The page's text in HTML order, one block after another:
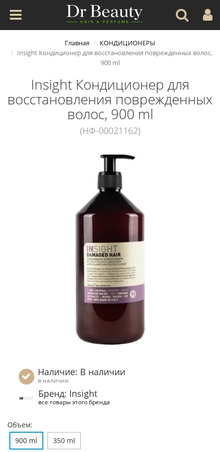
Главная
КОНДИЦИОНЕРЫ
Insight Кондиционер для восстановления поврежденных волос,
900 ml
Insight Кондиционер для
восстановления поврежденных
волос, 900 ml
(НФ-00021162)
Наличие: В наличии
в наличии
Бренд: Insight
все товары этого бренда
Объем:
900 ml
350 ml